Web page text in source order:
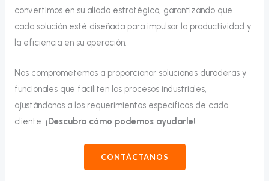
convertimos en su aliado estratégico, garantizando que
cada solución esté diseñada para impulsar la productividad y
la eficiencia en su operación.
Nos comprometemos a proporcionar soluciones duraderas y
funcionales que faciliten los procesos industriales,
ajustándonos a los requerimientos específicos de cada
cliente. ¡Descubra cómo podemos ayudarle!
CONTÁCTANOS